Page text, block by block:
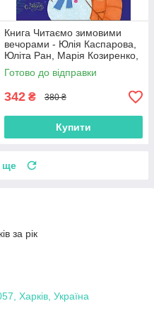
Книга Читаємо зимовими
вечорами - Юлія Каспарова,
Юліта Ран, Марія Козиренко,
Ганна Макуліна, Інна
Конопленко, Катерина
Тіхозора
Готово до відправки
342 ₴ 380 ₴
Купити
ще
за рік
Харків, Україна